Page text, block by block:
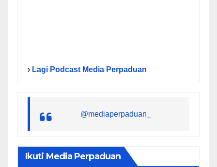
› Lagi Podcast Media Perpaduan
@mediaperpaduan_
Ikuti Media Perpaduan